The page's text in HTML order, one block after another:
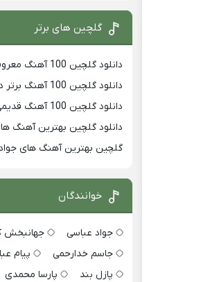
گلچین های برتر
دانلود گلچین 100 آهنگ معروف دهه 80
دانلود گلچین 100 آهنگ برتر دهه 70
دانلود گلچین 100 آهنگ قدیمی دهه 60 و 50
دانلود گلچین بهترین آهنگ های
گلچین بهترین آهنگ های جواد
خوانندگان
جواد عباسی
جهانبخش
جاسم خدارحمی
پیام
پازل بند
پارسا محمدی